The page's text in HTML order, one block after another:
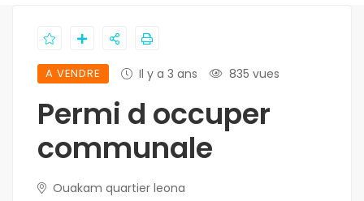
A VENDRE Il y a 3 ans 835 vues
Permi d occuper
communale
Ouakam quartier leona